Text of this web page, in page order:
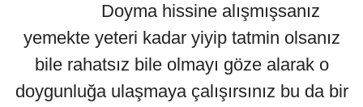
Doyma hissine alışmışsanız
yemekte yeteri kadar yiyip tatmin olsanız
bile rahatsız bile olmayı göze alarak o
doygunluğa ulaşmaya çalışırsınız bu da bir